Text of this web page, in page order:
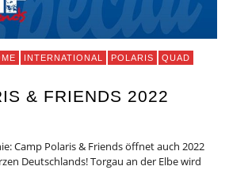
INTERNATIONAL POLARIS
QUAD
& FRIENDS 2022
Camp Polaris & Friends öffnet auch 2022
Deutschlands! Torgau an der Elbe wird